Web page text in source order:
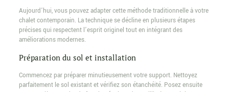
Aujourd’hui, vous pouvez adapter cette méthode traditionnelle à votre
chalet contemporain. La technique se décline en plusieurs étapes
précises qui respectent l’esprit originel tout en intégrant des
améliorations modernes.
Préparation du sol et installation
Commencez par préparer minutieusement votre support. Nettoyez
parfaitement le sol existant et vérifiez son étanchéité. Posez ensuite